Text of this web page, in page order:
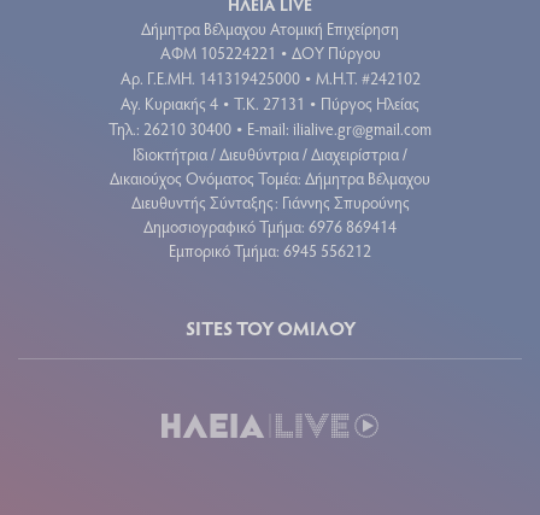
Δήμητρα Βέλμαχου Ατομική Επιχείρηση
ΑΦΜ 105224221 • ΔΟΥ Πύργου
Aρ. Γ.Ε.ΜΗ. 141319425000 • Μ.Η.Τ. #242102
Αγ. Κυριακής 4 • Τ.Κ. 27131 • Πύργος Ηλείας
Τηλ.: 26210 30400 • E-mail: ilialive.gr@gmail.com
Ιδιοκτήτρια / Διευθύντρια / Διαχειρίστρια /
Δικαιούχος Ονόματος Τομέα: Δήμητρα Βέλμαχου
Διευθυντής Σύνταξης: Γιάννης Σπυρούνης
Δημοσιογραφικό Τμήμα: 6976 869414
Εμπορικό Τμήμα: 6945 556212
SITES ΤΟΥ ΟΜΙΛΟΥ